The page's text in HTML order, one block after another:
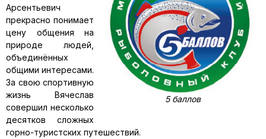
5 баллов
Арсентьевич
прекрасно понимает
цену общения на
природе людей,
объединённых
общими интересами.
За свою спортивную
жизнь Вячеслав
совершил несколько
десятков сложных
горно-туристских путешествий.